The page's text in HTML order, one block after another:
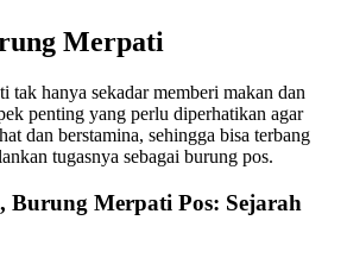
Merpati
tak hanya sekadar memberi makan dan
penting yang perlu diperhatikan agar
dan berstamina, sehingga bisa terbang
tugasnya sebagai burung pos.
Burung Merpati Pos: Sejarah